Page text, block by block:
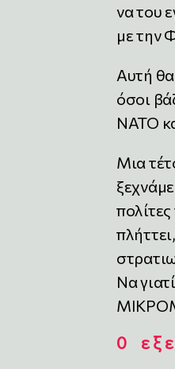
να του
με την
Αυτή
όσοι
ΝΑΤΟ
Μια
Να
Ο